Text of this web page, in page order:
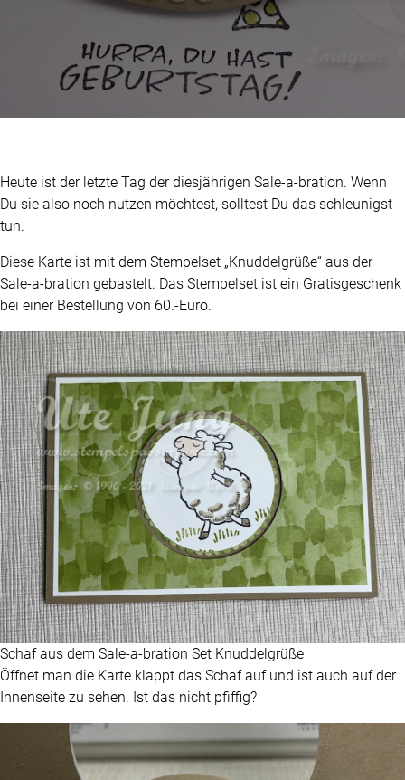
Heute ist der letzte Tag der diesjährigen Sale-a-bration. Wenn
Du sie also noch nutzen möchtest, solltest Du das schleunigst
tun.
Diese Karte ist mit dem Stempelset „Knuddelgrüße“ aus der
Sale-a-bration gebastelt. Das Stempelset ist ein Gratisgeschenk
bei einer Bestellung von 60.-Euro.
Schaf aus dem Sale-a-bration Set Knuddelgrüße
Öffnet man die Karte klappt das Schaf auf und ist auch auf der
Innenseite zu sehen. Ist das nicht pfiffig?